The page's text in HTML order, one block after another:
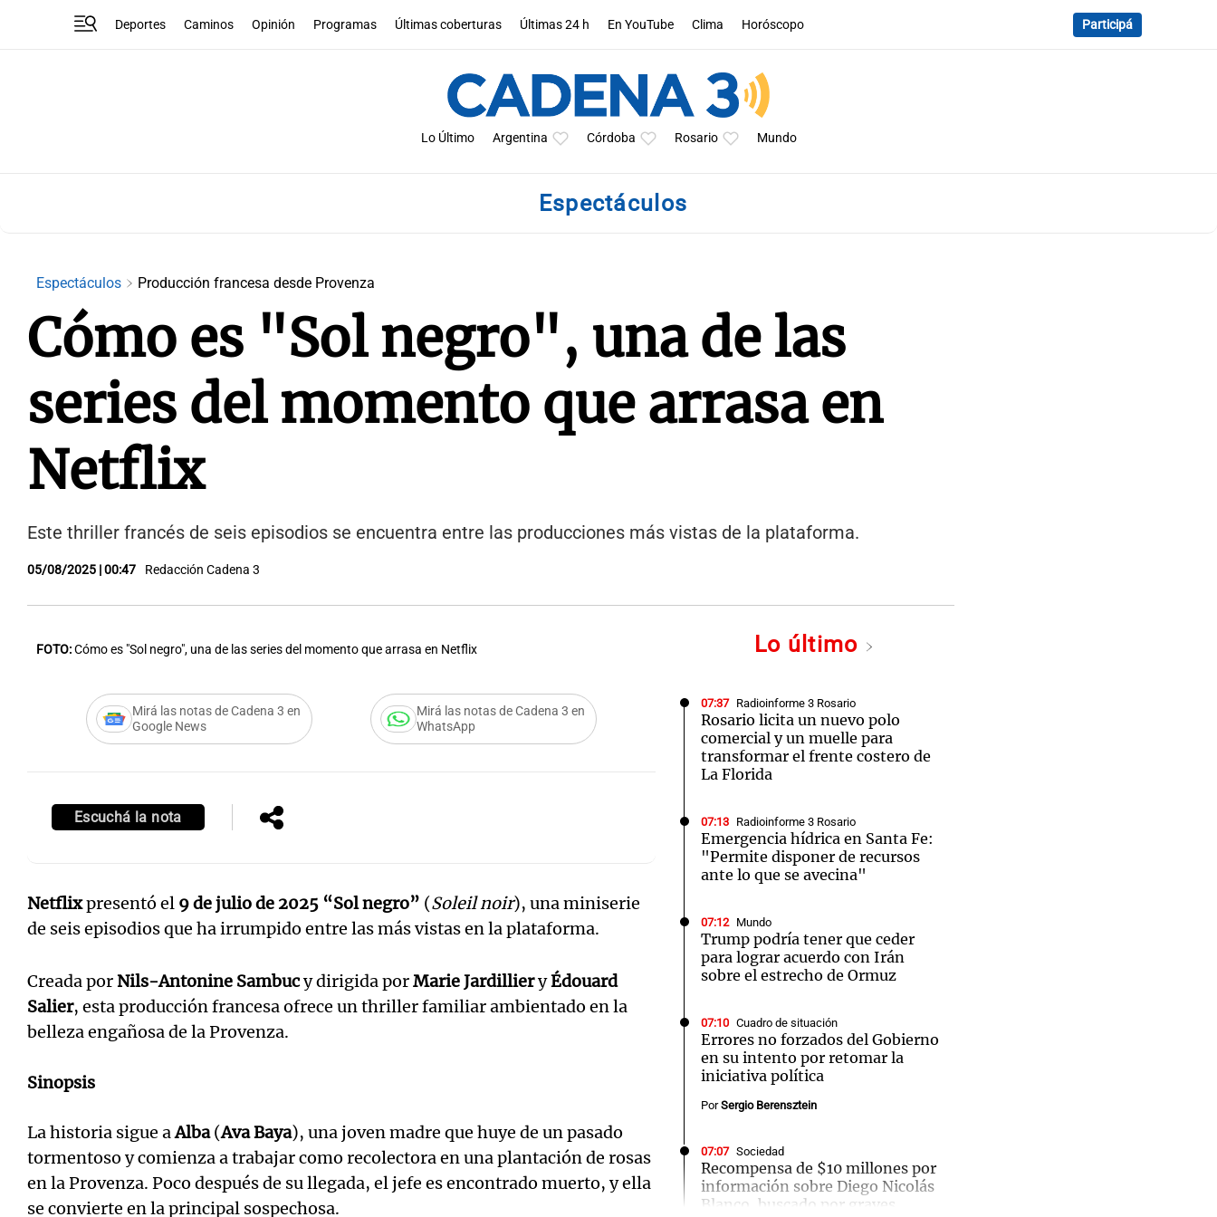
Deportes Caminos Opinión Programas Últimas coberturas Últimas 24 h En YouTube Clima Horóscopo Participá
Lo Último Argentina Córdoba Rosario Mundo
Espectáculos
Espectáculos Producción francesa desde Provenza
Cómo es "Sol negro", una de las
series del momento que arrasa en
Netflix
Este thriller francés de seis episodios se encuentra entre las producciones más vistas de la plataforma.
05/08/2025 | 00:47 Redacción Cadena 3
FOTO:Cómo es "Sol negro", una de las series del momento que arrasa en Netflix
Mirá las notas de Cadena 3 en
Google News
Mirá las notas de Cadena 3 en
WhatsApp
Escuchá la nota
Netflixpresentó el 9 de julio de 2025 “Sol negro” (Soleil noir), una miniserie
de seis episodios que ha irrumpido entre las más vistas en la plataforma.
Creada porNils-Antonine Sambucy dirigida porMarie JardillieryÉdouard
Salier, esta producción francesa ofrece un thriller familiar ambientado en la
belleza engañosa de la Provenza.
Sinopsis
La historia sigue aAlba(Ava Baya), una joven madre que huye de un pasado
tormentoso y comienza a trabajar como recolectora en una plantación de rosas
en la Provenza. Poco después de su llegada, el jefe es encontrado muerto, y ella
se convierte en la principal sospechosa.
Lo último
07:37 Radioinforme 3 Rosario
Rosario licita un nuevo polo
comercial y un muelle para
transformar el frente costero de
La Florida
07:13 Radioinforme 3 Rosario
Emergencia hídrica en Santa Fe:
"Permite disponer de recursos
ante lo que se avecina"
07:12 Mundo
Trump podría tener que ceder
para lograr acuerdo con Irán
sobre el estrecho de Ormuz
07:10 Cuadro de situación
Errores no forzados del Gobierno
en su intento por retomar la
iniciativa política
PorSergio Berensztein
07:07 Sociedad
Recompensa de $10 millones por
información sobre Diego Nicolás
Blanco, buscado por graves
Notas Notas
Mundial 2026
Notas
La Sole en Cadena 3 El huracán de Arequito
Notas
Cadena 3 en Groenlandia